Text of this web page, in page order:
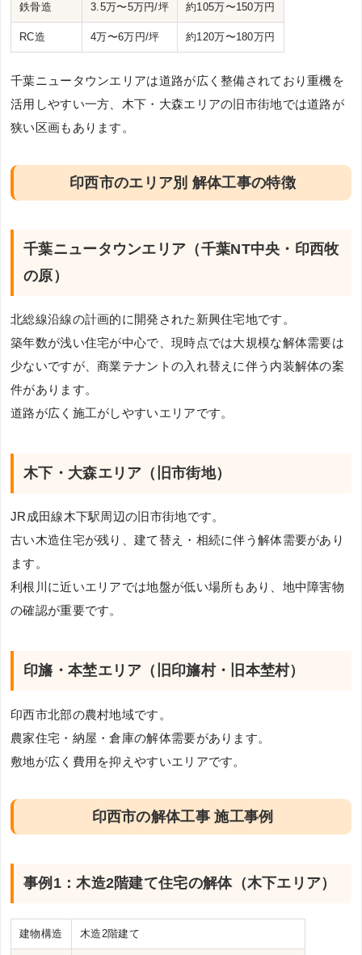
鉄骨造 3.5万〜5万円/坪 約105万〜150万円
RC造 4万〜6万円/坪 約120万〜180万円
千葉ニュータウンエリアは道路が広く整備されており重機を
活用しやすい一方、木下・大森エリアの旧市街地では道路が
狭い区画もあります。
印西市のエリア別 解体工事の特徴
千葉ニュータウンエリア（千葉NT中央・印西牧
の原）
北総線沿線の計画的に開発された新興住宅地です。
築年数が浅い住宅が中心で、現時点では大規模な解体需要は
少ないですが、商業テナントの入れ替えに伴う内装解体の案
件があります。
道路が広く施工がしやすいエリアです。
木下・大森エリア（旧市街地）
JR成田線木下駅周辺の旧市街地です。
古い木造住宅が残り、建て替え・相続に伴う解体需要があり
ます。
利根川に近いエリアでは地盤が低い場所もあり、地中障害物
の確認が重要です。
印旛・本埜エリア（旧印旛村・旧本埜村）
印西市北部の農村地域です。
農家住宅・納屋・倉庫の解体需要があります。
敷地が広く費用を抑えやすいエリアです。
印西市の解体工事 施工事例
事例1：木造2階建て住宅の解体（木下エリア）
建物構造 木造2階建て